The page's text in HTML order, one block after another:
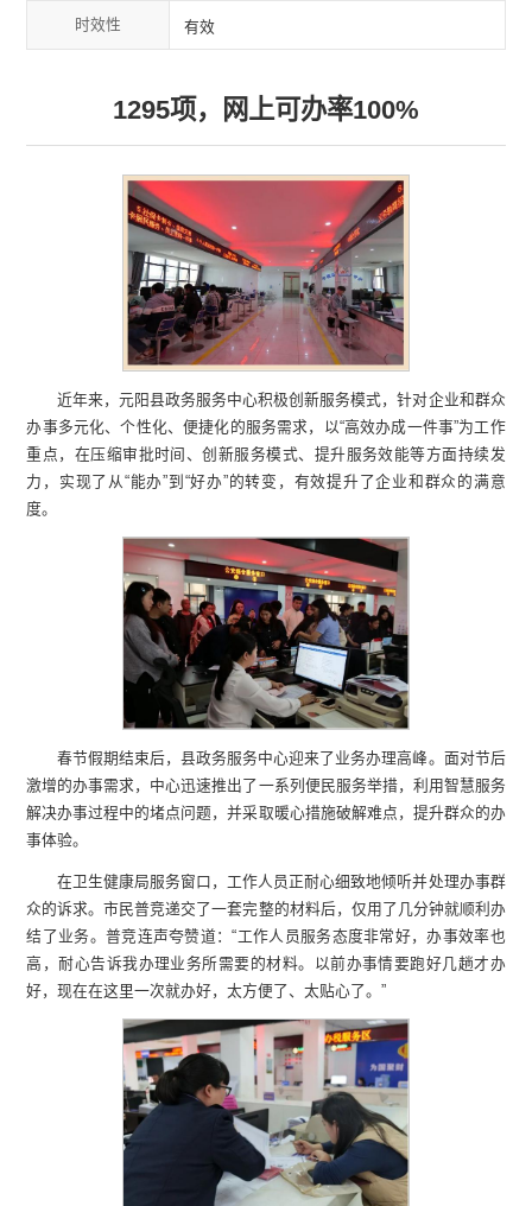
时效性 有效
1295项，网上可办率100%
近年来，元阳县政务服务中心积极创新服务模式，针对企业和群众
办事多元化、个性化、便捷化的服务需求，以“高效办成一件事”为工作
重点，在压缩审批时间、创新服务模式、提升服务效能等方面持续发
力，实现了从“能办”到“好办”的转变，有效提升了企业和群众的满意
度。
春节假期结束后，县政务服务中心迎来了业务办理高峰。面对节后
激增的办事需求，中心迅速推出了一系列便民服务举措，利用智慧服务
解决办事过程中的堵点问题，并采取暖心措施破解难点，提升群众的办
事体验。
在卫生健康局服务窗口，工作人员正耐心细致地倾听并处理办事群
众的诉求。市民普竞递交了一套完整的材料后，仅用了几分钟就顺利办
结了业务。普竞连声夸赞道：“工作人员服务态度非常好，办事效率也
高，耐心告诉我办理业务所需要的材料。以前办事情要跑好几趟才办
好，现在在这里一次就办好，太方便了、太贴心了。”